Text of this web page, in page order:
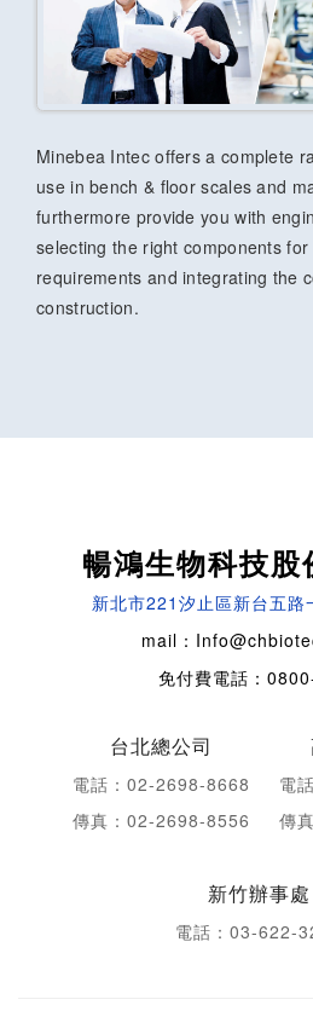
Minebea Intec offers a complete
use in bench & floor scales and
furthermore provide you with
selecting the right components
requirements and integrating the
construction.
暢鴻生物科技股
新北市221汐止區新台五
mail：
免付費電話：
台北總公司
電話：02-2698-8668
傳真：02-2698-8556
電
傳
新竹辦事處
電話：03-622-